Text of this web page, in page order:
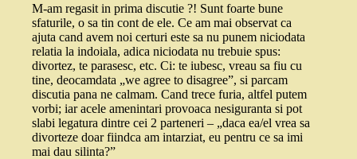
M-am regasit in prima discutie ?! Sunt foarte bune
sfaturile, o sa tin cont de ele. Ce am mai observat ca
ajuta cand avem noi certuri este sa nu punem niciodata
relatia la indoiala, adica niciodata nu trebuie spus:
divortez, te parasesc, etc. Ci: te iubesc, vreau sa fiu cu
tine, deocamdata „we agree to disagree”, si parcam
discutia pana ne calmam. Cand trece furia, altfel putem
vorbi; iar acele amenintari provoaca nesiguranta si pot
slabi legatura dintre cei 2 parteneri – „daca ea/el vrea sa
divorteze doar fiindca am intarziat, eu pentru ce sa imi
mai dau silinta?”